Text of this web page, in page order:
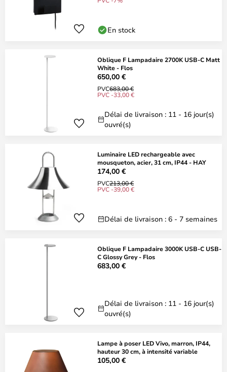
En stock
Oblique F Lampadaire 2700K USB-C Matt
White - Flos
650,00 €
PVC683,00 €
PVC -33,00 €
Délai de livraison : 11 - 16 jour(s)
ouvré(s)
Luminaire LED rechargeable avec
mousqueton, acier, 31 cm, IP44 - HAY
174,00 €
PVC213,00 €
PVC -39,00 €
Délai de livraison : 6 - 7 semaines
Oblique F Lampadaire 3000K USB-C USB-
C Glossy Grey - Flos
683,00 €
Délai de livraison : 11 - 16 jour(s)
ouvré(s)
Lampe à poser LED Vivo, marron, IP44,
hauteur 30 cm, à intensité variable
105,00 €